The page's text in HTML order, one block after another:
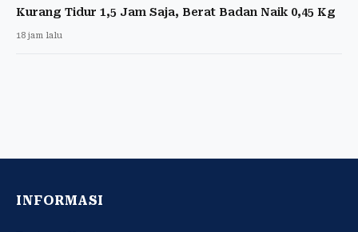
Kurang Tidur 1,5 Jam Saja, Berat Badan Naik 0,45 Kg
18 jam lalu
INFORMASI